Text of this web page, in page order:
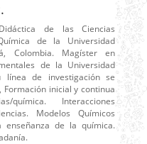
de las Ciencias
de la Universidad
Colombia. Magíster en
de la Universidad
línea de investigación se
inicial y continua
Interacciones
Modelos Químicos
enseñanza de la química.